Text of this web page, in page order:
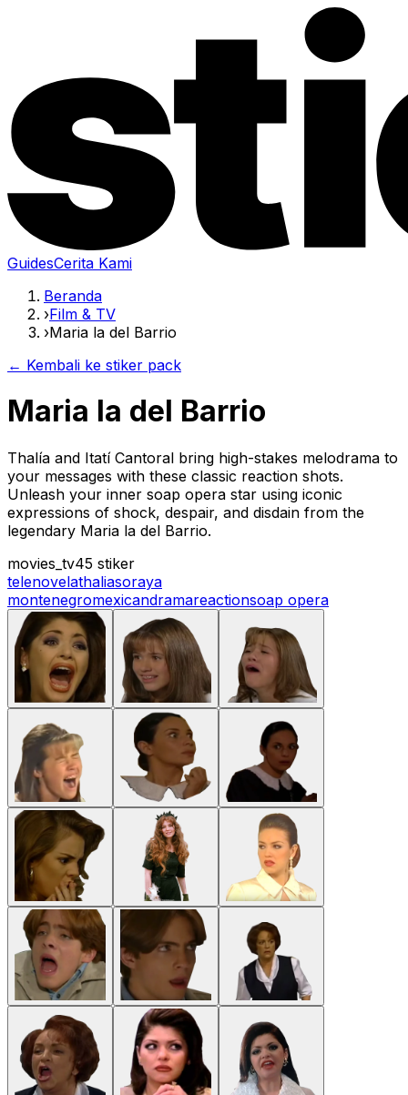
GuidesCerita Kami
Beranda
›Film & TV
›Maria la del Barrio
← Kembali ke stiker pack
Maria la del Barrio
Thalía and Itatí Cantoral bring high-stakes melodrama to
your messages with these classic reaction shots.
Unleash your inner soap opera star using iconic
expressions of shock, despair, and disdain from the
legendary Maria la del Barrio.
movies_tv45 stiker
telenovelathaliasoraya
montenegromexicandramareactionsoap opera